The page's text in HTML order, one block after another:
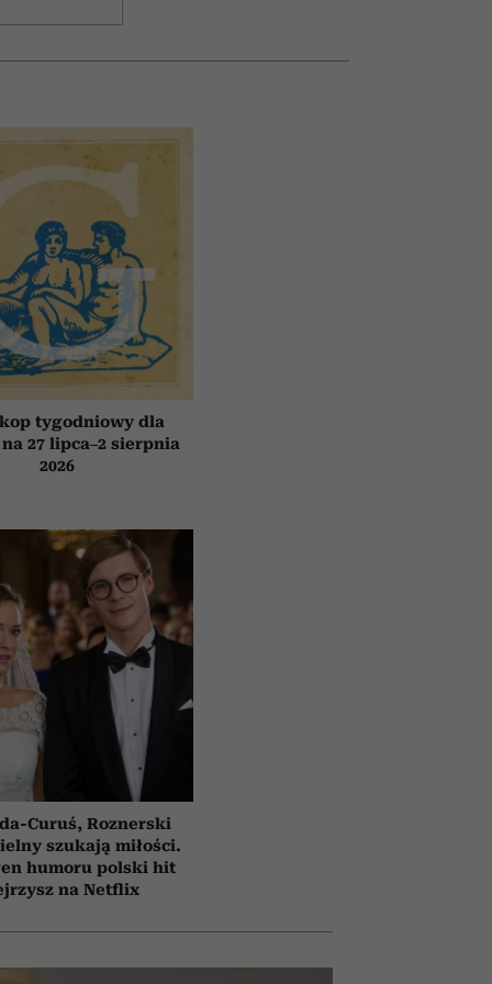
tygodniowy dla
27 lipca–2 sierpnia
2026
Curuś, Roznerski
szukają miłości.
humoru polski hit
na Netflix